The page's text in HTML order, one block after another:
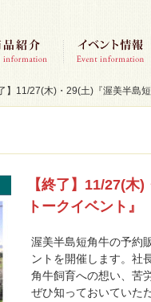
】11/27(木)・29(土)『渥美半島
【終了】11/27(木
トークイベント』
渥美半島短角牛の予約
ントを開催します。社
角牛飼育への想い、苦
ぜひ知っておいていた